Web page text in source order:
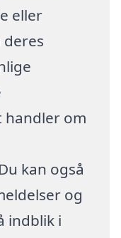
eller
handler om
kan også
og
indblik i